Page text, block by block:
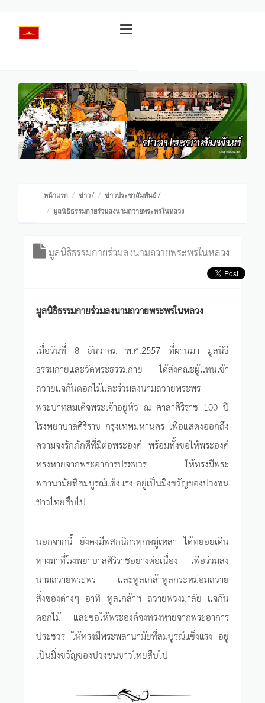
หน้าแรก ข่าว/ ข่าวประชาสัมพันธ์/
มูลนิธิธรรมกายร่วมลงนามถวายพระพรในหลวง
มูลนิธิธรรมกายร่วมลงนามถวายพระพรในหลวง
มูลนิธิธรรมกายร่วมลงนามถวายพระพรในหลวง
เมื่อวันที่ 8 ธันวาคม พ.ศ.2557 ที่ผ่านมา มูลนิธิ
ธรรมกายและวัดพระธรรมกาย ได้ส่งคณะผู้แทนเข้า
ถวายแจกันดอกไม้และร่วมลงนามถวายพระพร
พระบาทสมเด็จพระเจ้าอยู่หัว ณ ศาลาศิริราช 100 ปี
โรงพยาบาลศิริราช กรุงเทพมหานคร เพื่อแสดงออกถึง
ความจงรักภักดีที่มีต่อพระองค์ พร้อมทั้งขอให้พระองค์
ทรงหายจากพระอาการประชวร ให้ทรงมีพระ
พลานามัยที่สมบูรณ์แข็งแรง อยู่เป็นมิ่งขวัญของปวงชน
ชาวไทยสืบไป
นอกจากนี้ ยังคงมีพสกนิกรทุกหมู่เหล่า ได้ทยอยเดิน
ทางมาที่โรงพยาบาลศิริราชอย่างต่อเนื่อง เพื่อร่วมลง
นามถวายพระพร และทูลเกล้าทูลกระหม่อมถวาย
สิ่งของต่างๆ อาทิ ทูลเกล้าฯ ถวายพวงมาลัย แจกัน
ดอกไม้ และขอให้พระองค์จงทรงหายจากพระอาการ
ประชวร ให้ทรงมีพระพลานามัยที่สมบูรณ์แข็งแรง อยู่
เป็นมิ่งขวัญของปวงชนชาวไทยสืบไป